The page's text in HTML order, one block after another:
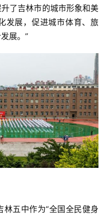
了吉林市的城市形象和美
发展，促进城市体育、旅
展。”
五中作为“全国全民健身